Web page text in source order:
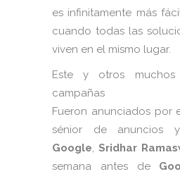
es infinitamente más
cuando todas las
viven en el mismo lugar.
Este y otros muchos
campañas
Fueron anunciados por
sénior de anuncios
Google, Sridhar
semana antes de